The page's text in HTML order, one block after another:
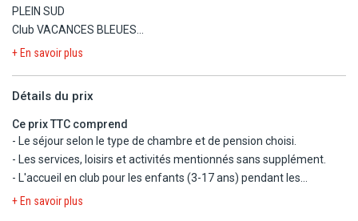
- Massages et soins.
- Kit bébé gratuit : lit parapluie, baignoire.
PLEIN SUD
Club VACANCES BLEUES
2049 Boulevard de la Marine
Comment venir :
Par la route :
Autoroute A50 jusqu'à Toulon puis A57 et A570 vers Hyères, puis
direction de l'aéroport et de l'Ayguade.
+ En savoir plus
Détails du prix
Ce prix TTC comprend
- Le séjour selon le type de chambre et de pension choisi.
- Les services, loisirs et activités mentionnés sans supplément.
- L'accueil en club pour les enfants (3-17 ans) pendant les
vacances scolaires.
+ En savoir plus